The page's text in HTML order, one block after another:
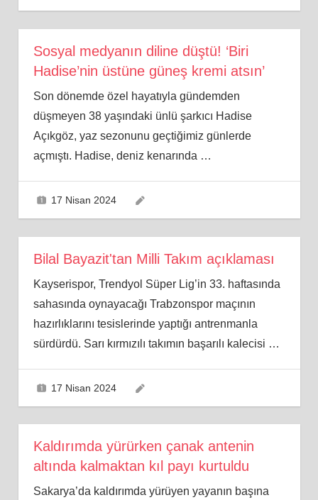
Sosyal medyanın diline düştü! ‘Biri
Hadise’nin üstüne güneş kremi atsın’
Son dönemde özel hayatıyla gündemden
düşmeyen 38 yaşındaki ünlü şarkıcı Hadise
Açıkgöz, yaz sezonunu geçtiğimiz günlerde
açmıştı. Hadise, deniz kenarında …
17 Nisan 2024
Bilal Bayazit'tan Milli Takım açıklaması
Kayserispor, Trendyol Süper Lig’in 33. haftasında
sahasında oynayacağı Trabzonspor maçının
hazırlıklarını tesislerinde yaptığı antrenmanla
sürdürdü. Sarı kırmızılı takımın başarılı kalecisi …
17 Nisan 2024
Kaldırımda yürürken çanak antenin
altında kalmaktan kıl payı kurtuldu
Sakarya’da kaldırımda yürüyen yayanın başına